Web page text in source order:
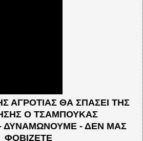
ΑΓΡΟΤΙΑΣ ΘΑ ΣΠΑΣΕΙ ΤΗΣ
Ο ΤΣΑΜΠΟΥΚΑΣ
ΔΥΝΑΜΩΝΟΥΜΕ - ΔΕΝ ΜΑΣ
ΦΟΒΙΖΕΤΕ